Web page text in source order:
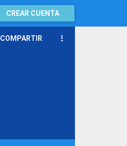
CREAR CUENTA
COMPARTIR